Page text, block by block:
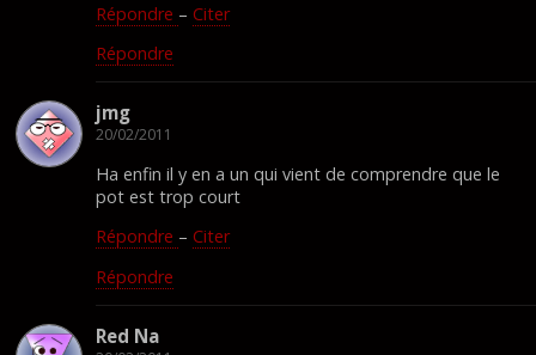
Répondre – Citer
Répondre
jmg
20/02/2011
Ha enfin il y en a un qui vient de comprendre que le
pot est trop court
Répondre – Citer
Répondre
Red Na